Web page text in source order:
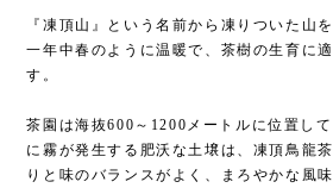
『凍頂山』という名前から凍りついた山
一年中春のように温暖で、茶樹の生育に
す。
茶園は海抜600～1200メートルに位置し
に霧が発生する肥沃な土壌は、凍頂鳥龍
りと味のバランスがよく、まろやかな風